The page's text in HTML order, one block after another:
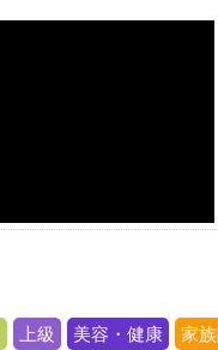
上級 美容・健康 家